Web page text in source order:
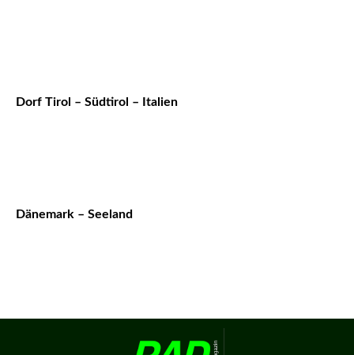
Dorf Tirol – Südtirol – Italien
Dänemark – Seeland